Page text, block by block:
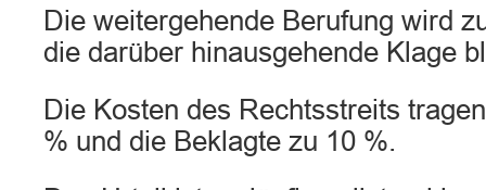
Die weitergehende Berufung wird
die darüber hinausgehende Klage
Die Kosten des Rechtsstreits
% und die Beklagte zu 10 %.